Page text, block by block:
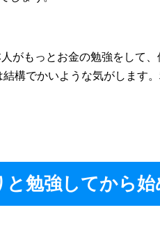
がもっとお金の勉強をして、
構でかいような気がします。
勉強してから始